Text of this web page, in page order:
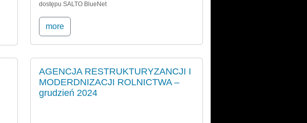
dostępu SALTO BlueNet
more
AGENCJA RESTRUKTURYZANCJI I
MODERDNIZACJI ROLNICTWA –
grudzień 2024